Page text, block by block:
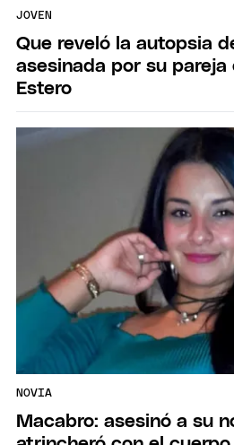
JOVEN
Que reveló la autopsia
asesinada por su pareja
Estero
NOVIA
Macabro: asesinó a su